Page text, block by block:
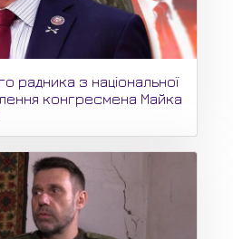
радника з національної
конгресмена Майка